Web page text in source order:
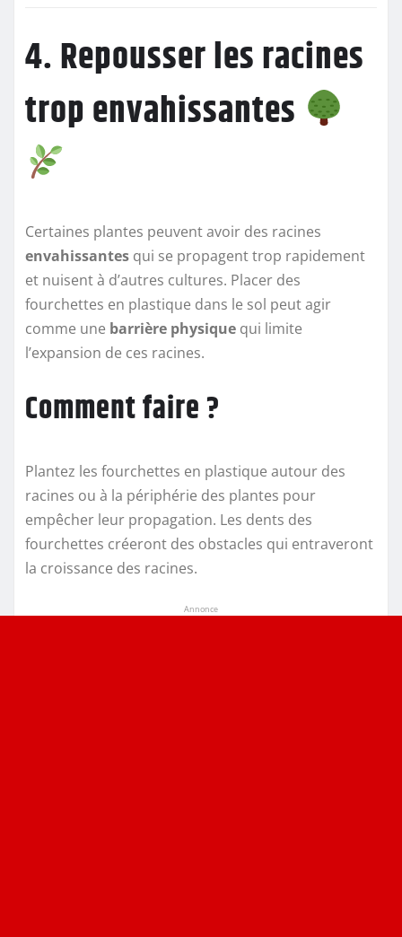
4. Repousser les racines
trop envahissantes
Certaines plantes peuvent avoir des racines
envahissantes qui se propagent trop rapidement
et nuisent à d’autres cultures. Placer des
fourchettes en plastique dans le sol peut agir
comme une barrière physique qui limite
l’expansion de ces racines.
Comment faire ?
Plantez les fourchettes en plastique autour des
racines ou à la périphérie des plantes pour
empêcher leur propagation. Les dents des
fourchettes créeront des obstacles qui entraveront
la croissance des racines.
Annonce